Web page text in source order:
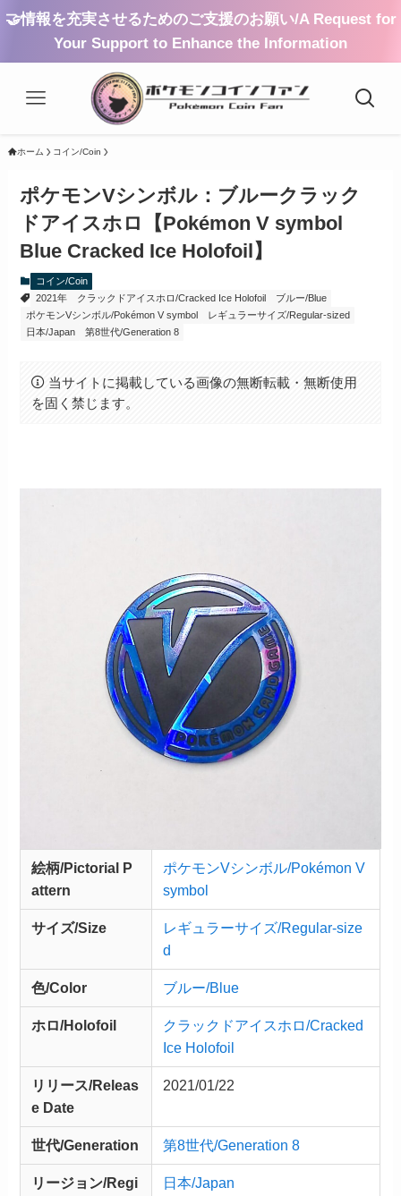
🤝情報を充実させるためのご支援のお願い/A Request for
Your Support to Enhance the Information
ホーム コイン/Coin
ポケモンVシンボル：ブルークラック
ドアイスホロ【Pokémon V symbol
Blue Cracked Ice Holofoil】
コイン/Coin
2021年
クラックドアイスホロ/Cracked Ice Holofoil
ブルー/Blue
ポケモンVシンボル/Pokémon V symbol
レギュラーサイズ/Regular-sized
日本/Japan
第8世代/Generation 8
当サイトに掲載している画像の無断転載・無断使用
を固く禁じます。
絵柄/Pictorial P
attern
ポケモンVシンボル/Pokémon V
symbol
サイズ/Size
レギュラーサイズ/Regular-size
d
色/Color ブルー/Blue
ホロ/Holofoil
クラックドアイスホロ/Cracked
Ice Holofoil
リリース/Releas
e Date
2021/01/22
世代/Generation 第8世代/Generation 8
リージョン/Regi
日本/Japan